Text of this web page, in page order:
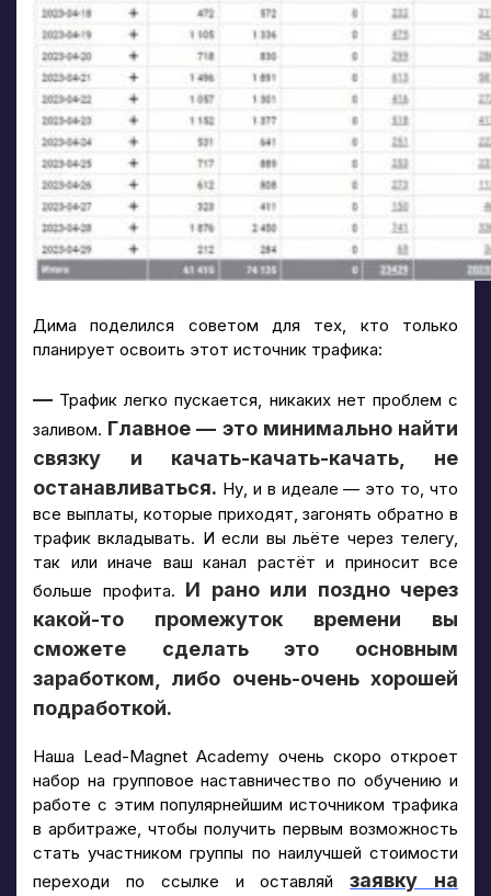
Дима поделился советом для тех, кто только
планирует освоить этот источник трафика:
— Трафик легко пускается, никаких нет проблем с
заливом. Главное — это минимально найти
связку и качать-качать-качать, не
останавливаться. Ну, и в идеале — это то, что
все выплаты, которые приходят, загонять обратно в
трафик вкладывать. И если вы льёте через телегу,
так или иначе ваш канал растёт и приносит все
больше профита. И рано или поздно через
какой-то промежуток времени вы
сможете сделать это основным
заработком, либо очень-очень хорошей
подработкой.
Наша Lead-Magnet Academy очень скоро откроет
набор на групповое наставничество по обучению и
работе с этим популярнейшим источником трафика
в арбитраже, чтобы получить первым возможность
стать участником группы по наилучшей стоимости
переходи по ссылке и оставляйзаявку на